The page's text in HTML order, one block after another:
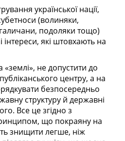
української нації,
(волиняки,
подоляки тощо)
інтереси, які штовхають на
не допустити до
центру, а на
безпосередньо
структуру й державні
Все це згідно з
що покраяну на
знищити легше, ніж